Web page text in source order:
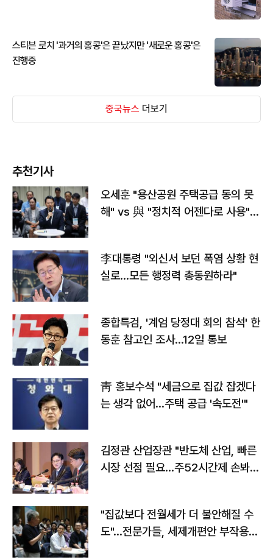
스티븐 로치 '과거의 홍콩'은 끝났지만 '새로운 홍콩'은
진행중
중국뉴스 더보기
추천기사
오세훈 "용산공원 주택공급 동의 못
해" vs 與 "정치적 어젠다로 사용"
李대통령 "외신서 보던 폭염 상황 현
실로…모든 행정력 총동원하라"
종합특검, '계엄 당정대 회의 참석' 한
동훈 참고인 조사...12일 통보
靑 홍보수석 "세금으로 집값 잡겠다
는 생각 없어…주택 공급 '속도전'"
김정관 산업장관 "반도체 산업, 빠른
시장 선점 필요…주52시간제 손봐
"집값보다 전월세가 더 불안해질 수
도"…전문가들, 세제개편안 부작용